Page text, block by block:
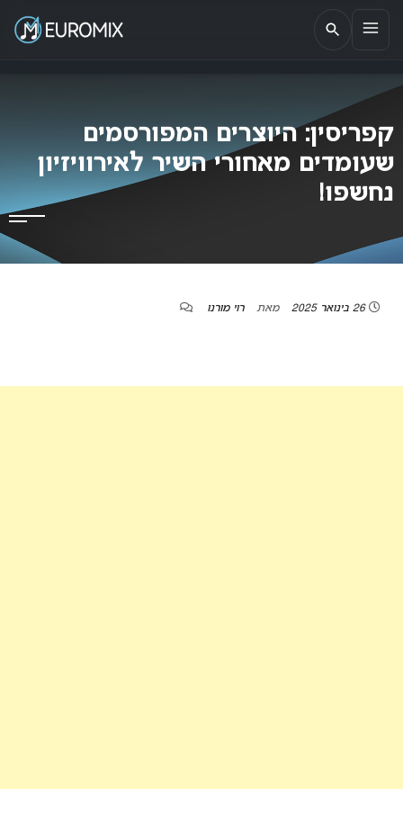
EUROMIX
אתר הבית של האירוויזיון בישראל
קפריסין: היוצרים המפורסמים
שעומדים מאחורי השיר לאירוויזיון
נחשפו!
26 בינואר 2025 מאת רוי מורנו